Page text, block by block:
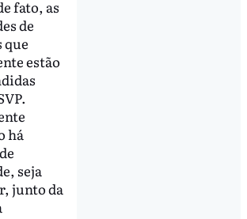
fato, as
de
estão
há
seja
junto da